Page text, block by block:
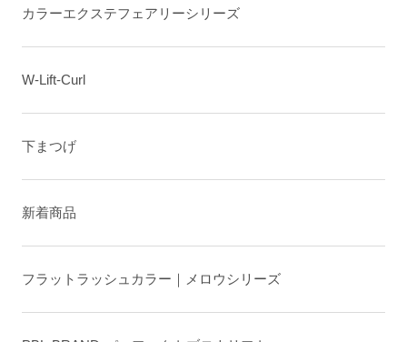
カラーエクステフェアリーシリーズ
W-Lift-Curl
下まつげ
新着商品
フラットラッシュカラー｜メロウシリーズ